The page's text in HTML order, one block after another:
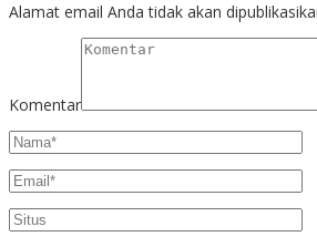
Alamat email Anda tidak akan
Komentar